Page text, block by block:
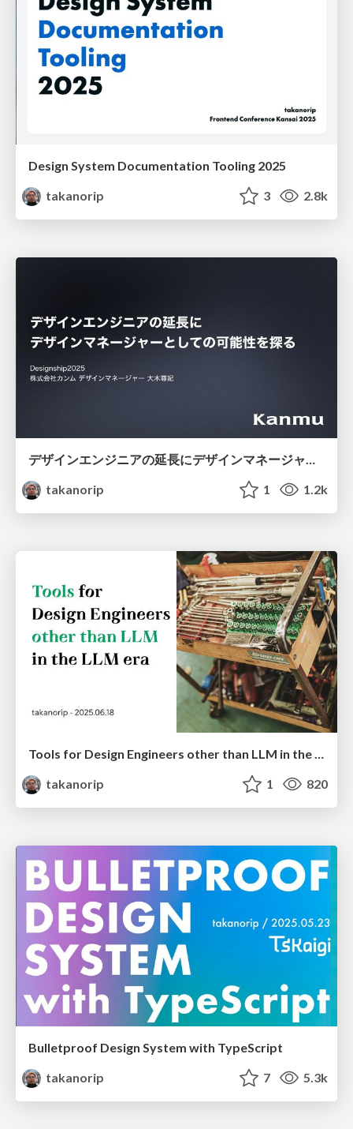
Design System Documentation Tooling 2025
takanorip
3 2.8k
デザインエンジニアの延長にデザインマネージャーとしての可能性を探る
takanorip
1 1.2k
Tools for Design Engineers other than LLM in the LLM era
takanorip
1 820
Bulletproof Design System with TypeScript
takanorip
7 5.3k